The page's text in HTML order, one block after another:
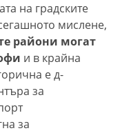
на градските
мислене,
райони могат
и в крайна
е д-
за
за